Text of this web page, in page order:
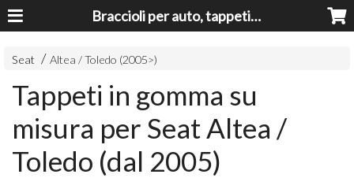
Braccioli per auto, tappeti auto, accessori auto MADE IN ITALY - Armrests, Mittelarmlehnen, Accoundoirs
Seat Altea / Toledo (2005>)
Tappeti in gomma su
misura per Seat Altea /
Toledo (dal 2005)